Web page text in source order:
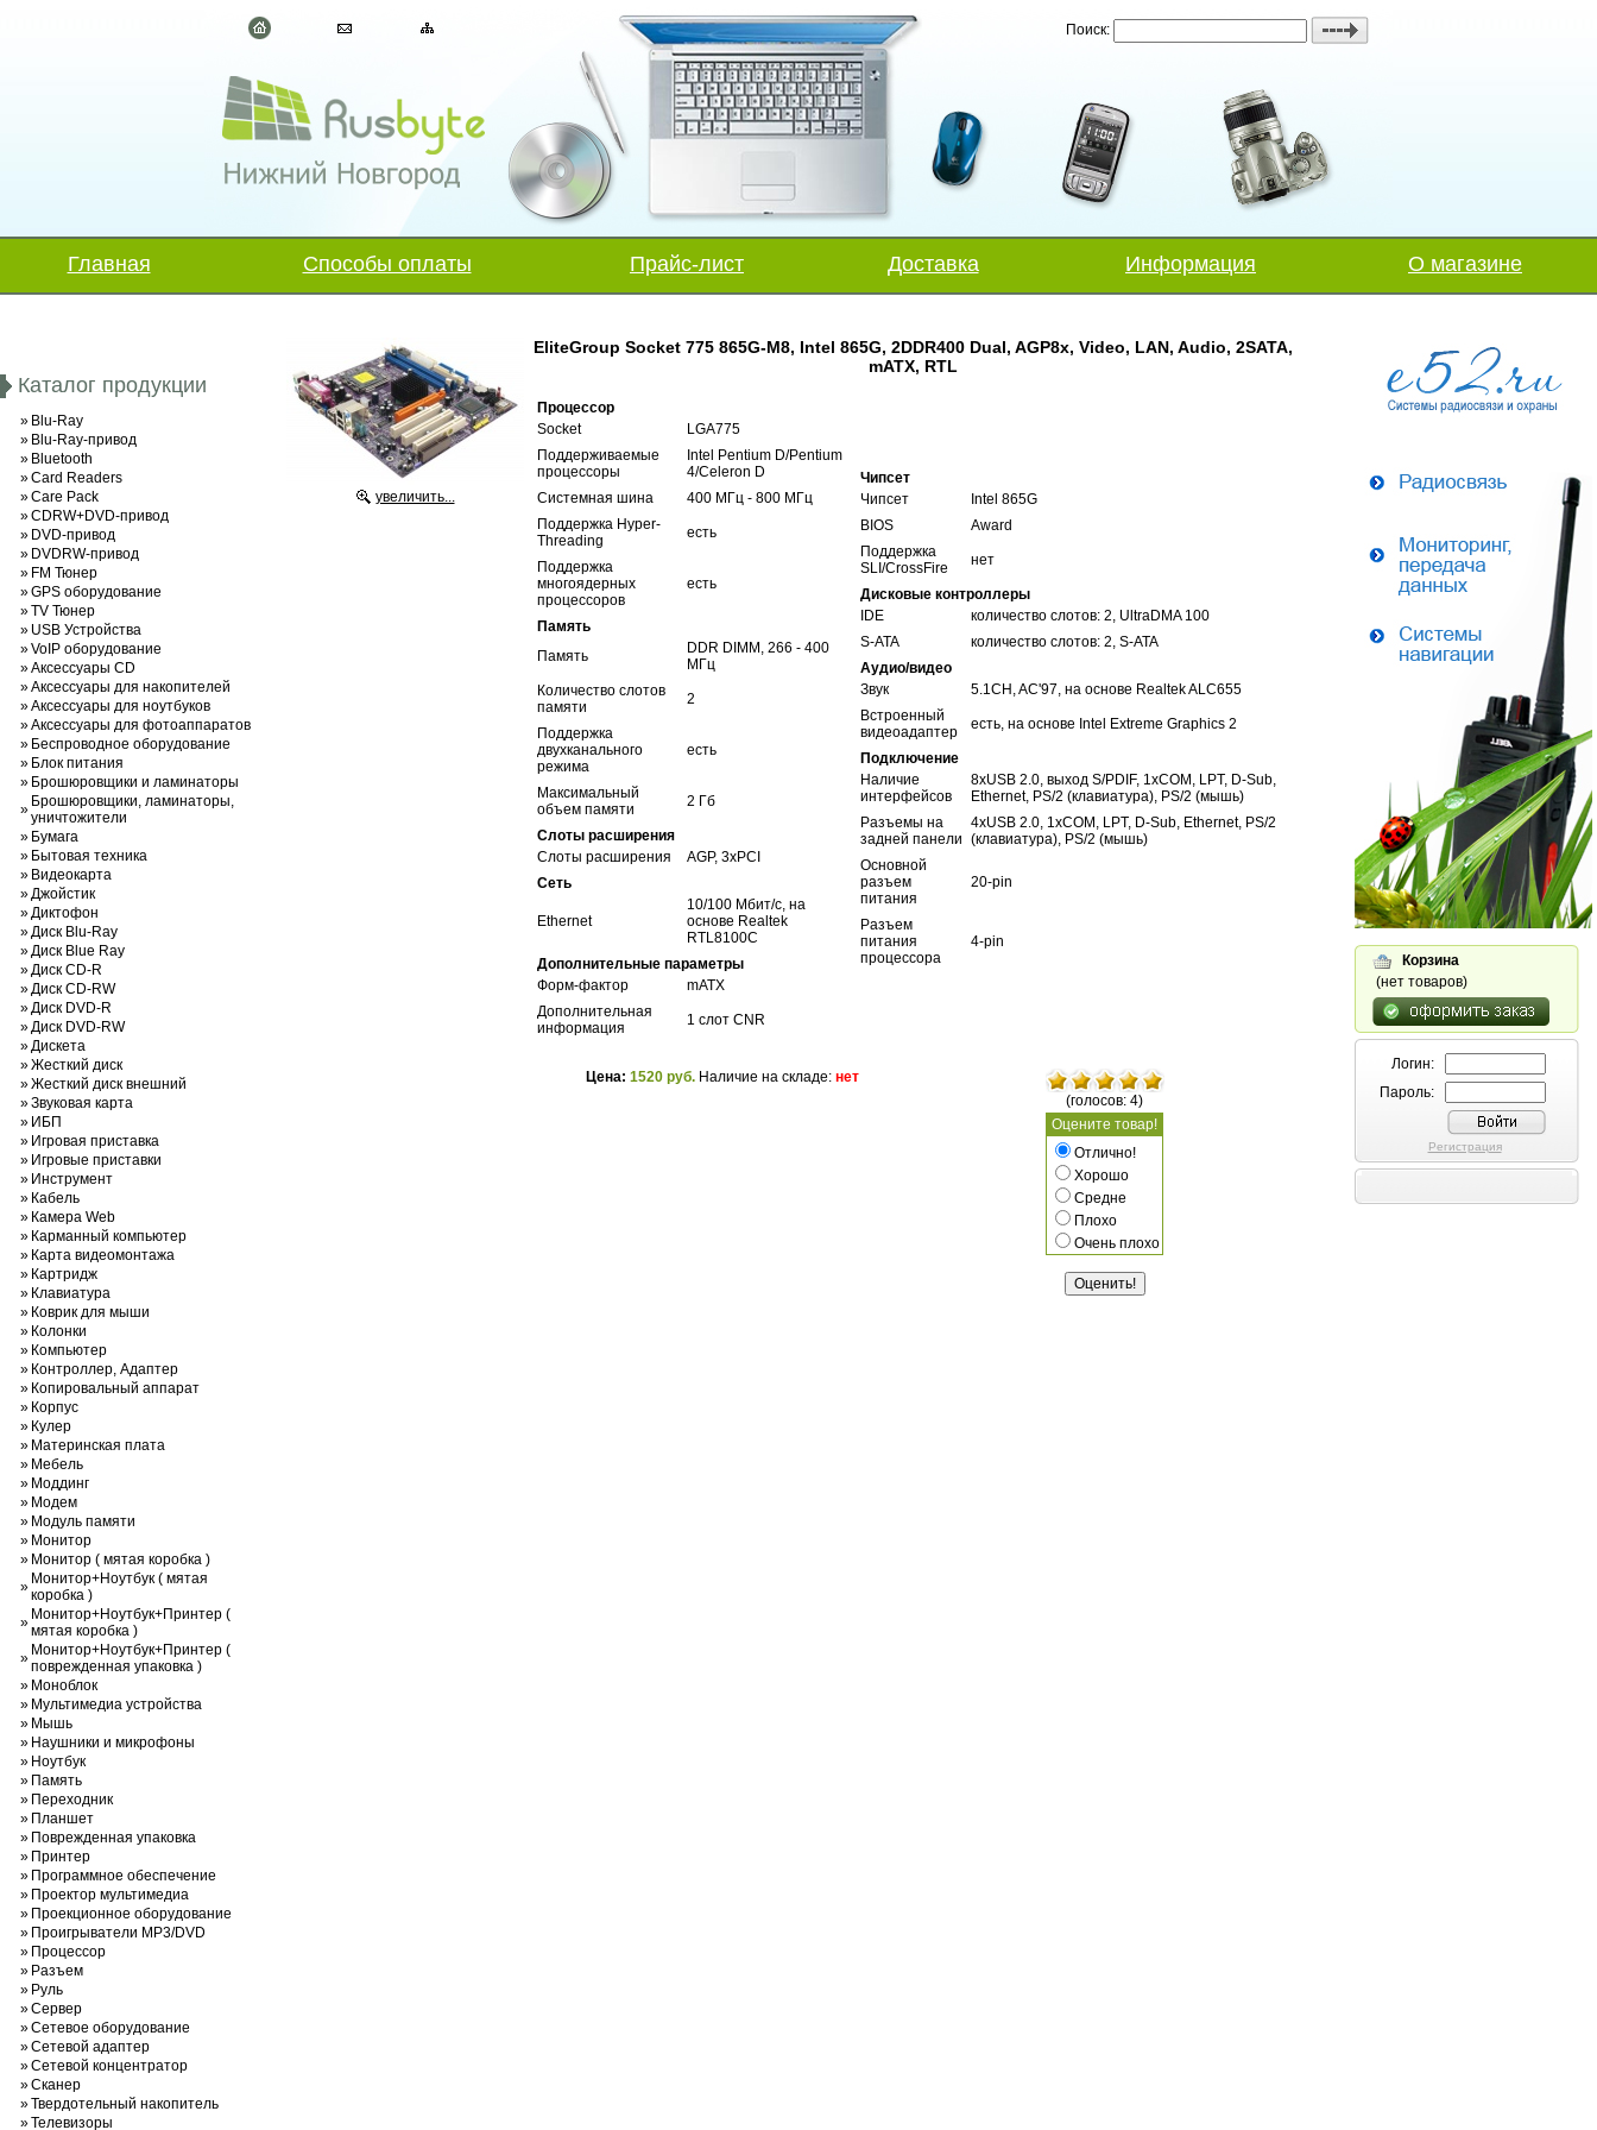
Поиск:
Главная Способы оплаты Прайс-лист Доставка Информация О магазине
Каталог продукции
» Blu-Ray
» Blu-Ray-привод
» Bluetooth
»Card Readers
»Care Pack
»CDRW+DVD-привод
» DVD-привод
» DVDRW-привод
» FM Тюнер
»GPS оборудование
»TV Тюнер
» USB Устройства
»VoIP оборудование
»Аксессуары CD
»Аксессуары для накопителей
»Аксессуары для ноутбуков
»Аксессуары для фотоаппаратов
» Беспроводное оборудование
» Блок питания
» Брошюровщики и ламинаторы
» Брошюровщики, ламинаторы,
уничтожители
» Бумага
» Бытовая техника
» Видеокарта
»Джойстик
»Диктофон
»Диск Blu-Ray
»Диск Blue Ray
»Диск CD-R
»Диск CD-RW
»Диск DVD-R
»Диск DVD-RW
»Дискета
»Жесткий диск
»Жесткий диск внешний
»Звуковая карта
» ИБП
» Игровая приставка
» Игровые приставки
» Инструмент
» Кабель
» Камера Web
» Карманный компьютер
» Карта видеомонтажа
» Картридж
» Клавиатура
» Коврик для мыши
» Колонки
» Компьютер
» Контроллер, Адаптер
» Копировальный аппарат
» Корпус
» Кулер
» Материнская плата
» Мебель
» Моддинг
» Модем
» Модуль памяти
» Монитор
» Монитор ( мятая коробка )
» Монитор+Ноутбук ( мятая
коробка )
» Монитор+Ноутбук+Принтер (
мятая коробка )
» Монитор+Ноутбук+Принтер (
поврежденная упаковка )
» Моноблок
» Мультимедиа устройства
» Мышь
» Наушники и микрофоны
» Ноутбук
» Память
» Переходник
» Планшет
» Поврежденная упаковка
» Принтер
» Программное обеспечение
» Проектор мультимедиа
» Проекционное оборудование
» Проигрыватели MP3/DVD
» Процессор
» Разъем
» Руль
»Сервер
»Сетевое оборудование
»Сетевой адаптер
»Сетевой концентратор
»Сканер
»Твердотельный накопитель
»Телевизоры
увеличить...
EliteGroup Socket 775 865G-M8, Intel 865G, 2DDR400 Dual, AGP8x, Video, LAN, Audio, 2SATA,
mATX, RTL
Процессор
Socket
LGA775
Поддерживаемые
процессоры
Intel Pentium D/Pentium
4/Celeron D
Системная шина
400 МГц - 800 МГц
Поддержка Hyper-
Threading
есть
Поддержка
многоядерных
процессоров
есть
Память
Память
DDR DIMM, 266 - 400
МГц
Количество слотов
памяти
2
Поддержка
двухканального
режима
есть
Максимальный
объем памяти
2 Гб
Слоты расширения
Слоты расширения
AGP, 3xPCI
Сеть
Ethernet
10/100 Мбит/с, на
основе Realtek
RTL8100C
Дополнительные параметры
Форм-фактор
mATX
Дополнительная
информация
1 слот CNR
Чипсет
Чипсет
Intel 865G
BIOS
Award
Поддержка
SLI/CrossFire
нет
Дисковые контроллеры
IDE
количество слотов: 2, UltraDMA 100
S-ATA
количество слотов: 2, S-ATA
Аудио/видео
Звук
5.1CH, AC'97, на основе Realtek ALC655
Встроенный
видеоадаптер
есть, на основе Intel Extreme Graphics 2
Подключение
Наличие
интерфейсов
8xUSB 2.0, выход S/PDIF, 1xCOM, LPT, D-Sub,
Ethernet, PS/2 (клавиатура), PS/2 (мышь)
Разъемы на
задней панели
4xUSB 2.0, 1xCOM, LPT, D-Sub, Ethernet, PS/2
(клавиатура), PS/2 (мышь)
Основной
разъем
питания
20-pin
Разъем
питания
процессора
4-pin
Цена: 1520 руб. Наличие на складе: нет
(голосов: 4)
Оцените товар!
Отлично!
Хорошо
Средне
Плохо
Очень плохо
Корзина
(нет товаров)
Логин:
Пароль:
Регистрация